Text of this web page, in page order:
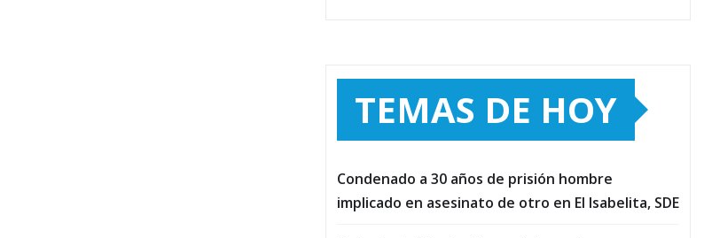
TEMAS DE HOY
Condenado a 30 años de prisión hombre
implicado en asesinato de otro en El Isabelita, SDE